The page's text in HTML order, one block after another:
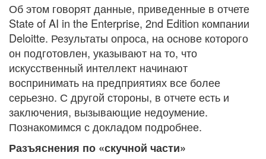
Об этом говорят данные, приведенные в отчете
State of AI in the Enterprise, 2nd Edition компании
Deloitte. Результаты опроса, на основе которого
он подготовлен, указывают на то, что
искусственный интеллект начинают
воспринимать на предприятиях все более
серьезно. С другой стороны, в отчете есть и
заключения, вызывающие недоумение.
Познакомимся с докладом подробнее.
Разъяснения по «скучной части»